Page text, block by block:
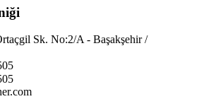
Sk. No:2/A - Başakşehir /